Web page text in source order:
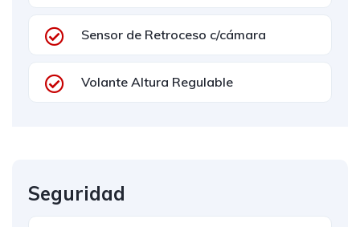
Sensor de Retroceso c/cámara
Volante Altura Regulable
Seguridad